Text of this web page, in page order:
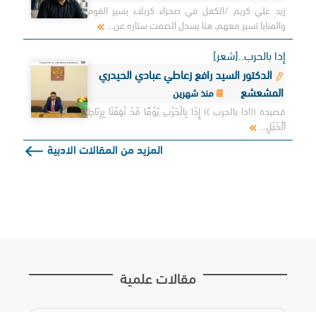
زيد علي كريم /الكفل في صحراء كربلاء يسير القوم
والمنايا تسير معهم، هنا يسدل الصمت ستاره عن...
إذا بالحرب..[شعر]
الدكتور السيد رافع زعاطي عبادي الحيدري
المشعشع
منذ شهرين
قصيدة ((اذا بالحرب )) إِذَا بِالْحَرْبِ يَوْمًا قَدْ ثَقِفَنَا بِرِبَاطِ
اَلْخَيْلِ...
المزيد من المقالات الادبية
مقالات علمية